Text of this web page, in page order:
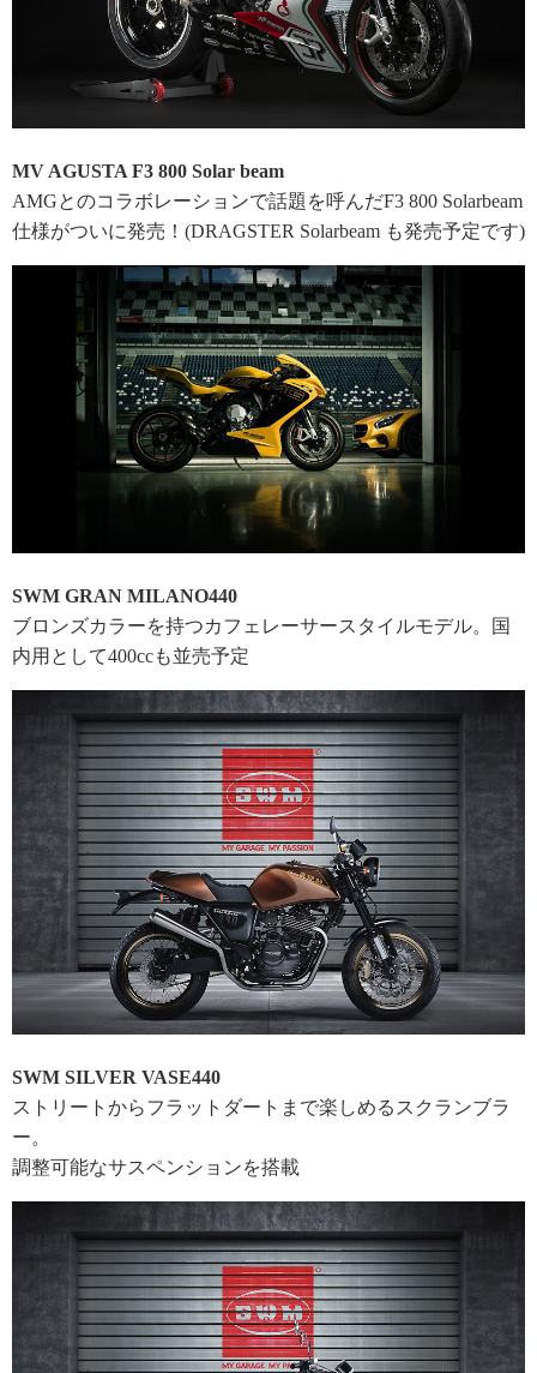
MV AGUSTA F3 800 Solar beam
AMGとのコラボレーションで話題を呼んだF3 800 Solarbeam
仕様がついに発売！(DRAGSTER Solarbeam も発売予定です)
SWM GRAN MILANO440
ブロンズカラーを持つカフェレーサースタイルモデル。国
内用として400ccも並売予定
SWM SILVER VASE440
ストリートからフラットダートまで楽しめるスクランブラ
ー。
調整可能なサスペンションを搭載